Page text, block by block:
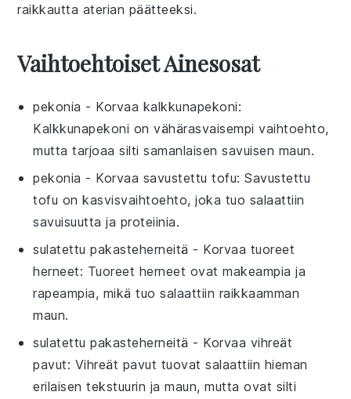
raikkautta aterian päätteeksi.
Vaihtoehtoiset Ainesosat
pekonia - Korvaa kalkkunapekoni:
Kalkkunapekoni on vähärasvaisempi vaihtoehto,
mutta tarjoaa silti samanlaisen savuisen maun.
pekonia - Korvaa savustettu tofu: Savustettu
tofu on kasvisvaihtoehto, joka tuo salaattiin
savuisuutta ja proteiinia.
sulatettu pakasteherneitä - Korvaa tuoreet
herneet: Tuoreet herneet ovat makeampia ja
rapeampia, mikä tuo salaattiin raikkaamman
maun.
sulatettu pakasteherneitä - Korvaa vihreät
pavut: Vihreät pavut tuovat salaattiin hieman
erilaisen tekstuurin ja maun, mutta ovat silti